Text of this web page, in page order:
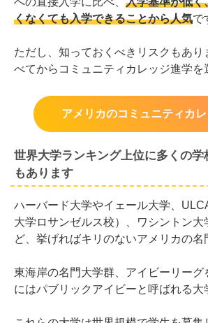
くなくても入学できることから人気で
ただし、知っておくべきリスクもあり
べてからコミュニティカレッジ進学を
アメリカのコミュニティカ
世界大学ランキング上位に多くの
もあります
ハーバード大学やイェール大学、
大学ロサンゼルス校）、ワシントン大
ど、挙げればキリのないアメリカの名
東海岸の名門大学群、アイビーリーグ
にはパブリックアイビーと呼ばれる大